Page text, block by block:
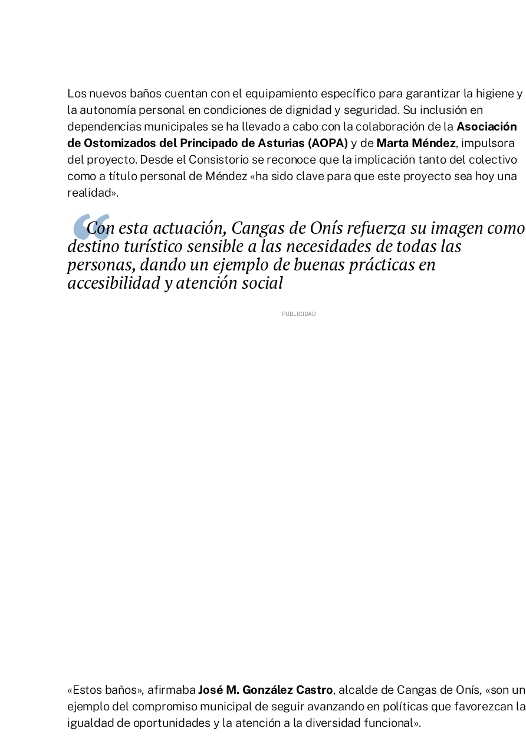
Los nuevos baños cuentan con el equipamiento específico para garantizar la higiene y
la autonomía personal en condiciones de dignidad y seguridad. Su inclusión en
dependencias municipales se ha llevado a cabo con la colaboración de la Asociación
de Ostomizados del Principado de Asturias (AOPA) y de Marta Méndez, impulsora
del proyecto. Desde el Consistorio se reconoce que la implicación tanto del colectivo
como a título personal de Méndez «ha sido clave para que este proyecto sea hoy una
realidad».
Con esta actuación, Cangas de Onís refuerza su imagen como
destino turístico sensible a las necesidades de todas las
personas, dando un ejemplo de buenas prácticas en
accesibilidad y atención social
«Estos baños», afirmabaJosé M. González Castro, alcalde de Cangas de Onís, «son un
ejemplo del compromiso municipal de seguir avanzando en políticas que favorezcan la
igualdad de oportunidades y la atención a la diversidad funcional».